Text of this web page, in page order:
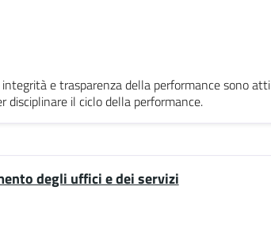
e trasparenza della performance sono atti
il ciclo della performance.
degli uffici e dei servizi